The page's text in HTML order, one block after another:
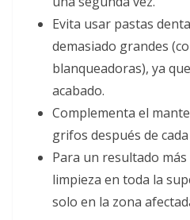
Evita usar pastas
demasiado grandes
blanqueadoras), ya
acabado.
Complementa el
grifos después de
Para un resultado
limpieza en toda la
solo en la zona